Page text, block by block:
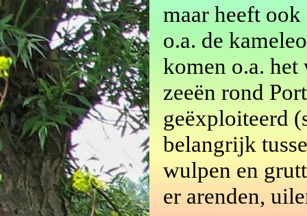
maar heeft
o.a. de
komen o.a.
zeeën rond
geëxploiteerd
belangrijk
wulpen en
er arenden,